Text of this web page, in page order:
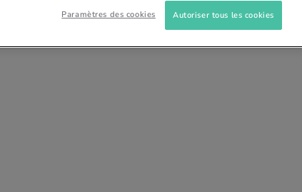
les patients légèrement atteints.
Paramètres des cookies Autoriser tous les cookies